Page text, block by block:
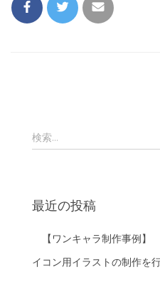
検
索
検索…
最近の投稿
【ワンキャラ制作事例】
イコン用イラストの制作を